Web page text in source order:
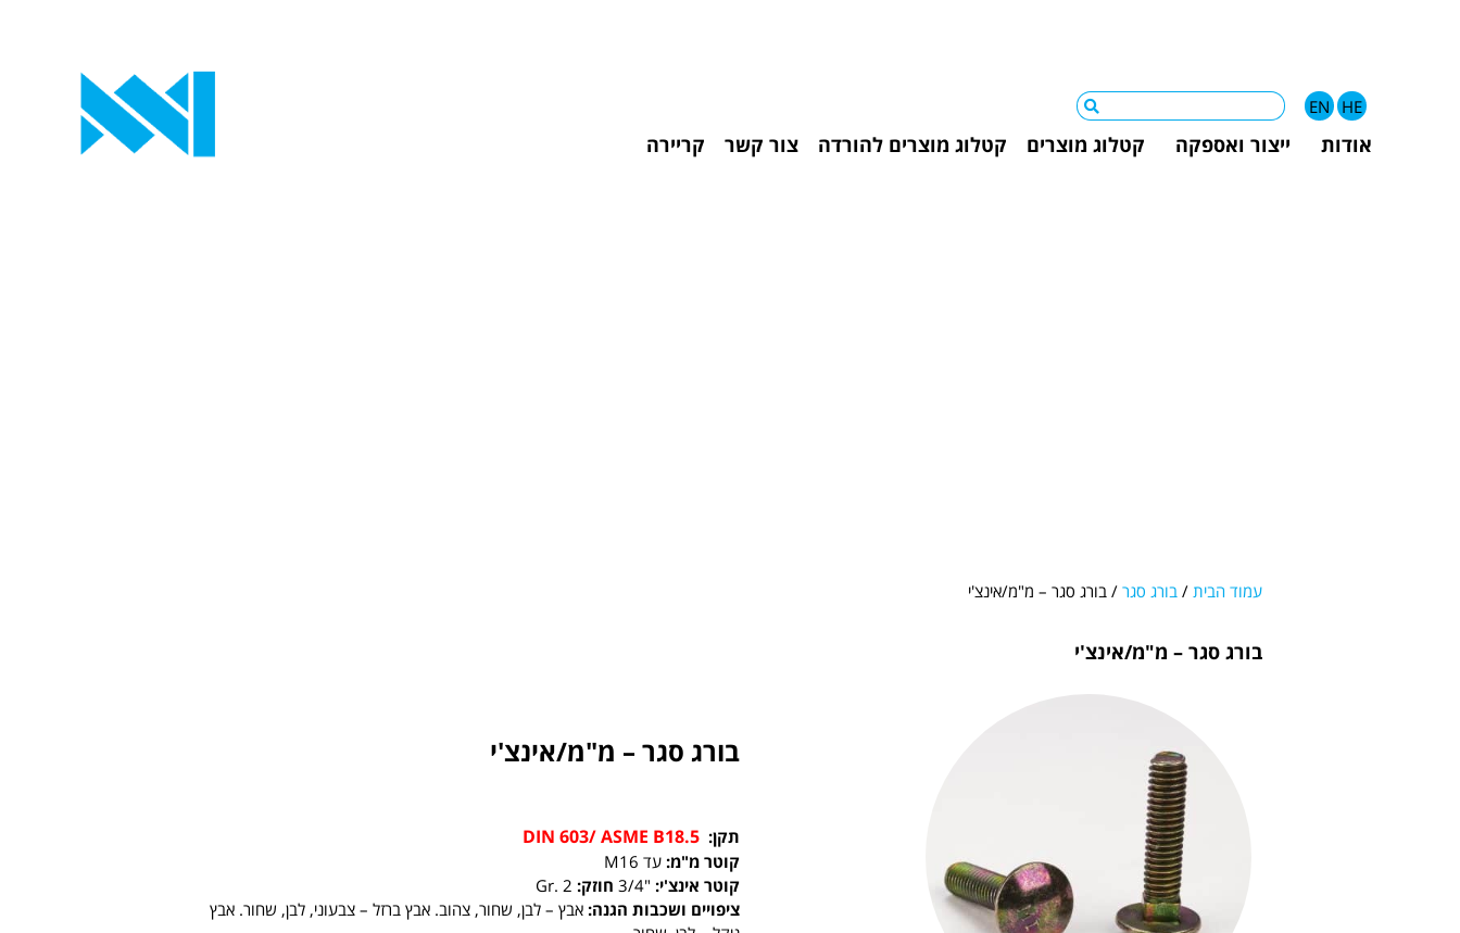
HE
EN
אודות ייצור ואספקה קטלוג מוצרים קטלוג מוצרים להורדה צור קשר קריירה
עמוד הבית / בורג סגר / בורג סגר – מ"מ/אינצ'י
בורג סגר – מ"מ/אינצ'י
בורג סגר – מ"מ/אינצ'י
תקן: DIN 603/ ASME B18.5
קוטר מ"מ: עד M16
קוטר אינצ'י: "3/4 חוזק:
ציפויים ושכבות הגנה: אבץ – לבן, שחור, צהוב. אבץ ברזל – צבעוני, לבן, שחור. אבץ